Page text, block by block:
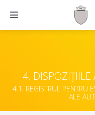
4. DISPOZIȚIILE
4.1. REGISTRUL PENTRU
ALE